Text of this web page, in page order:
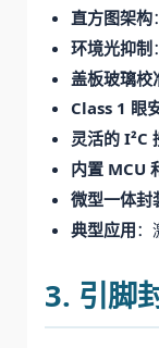
直方图架构
环境光抑制
盖板玻璃校
Class 1 眼
灵活的 I²C
内置 MCU
微型一体封
典型应用：
3. 引脚